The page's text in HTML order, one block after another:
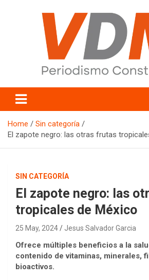
valledelmayo.com
Home
Sin categoría
El zapote negro: las otras frutas
SIN CATEGORÍA
El zapote negro: las
tropicales de México
25 May, 2024 Jesus Salvador Garcia
Ofrece múltiples beneficios a la
contenido de vitaminas, minerales,
bioactivos.